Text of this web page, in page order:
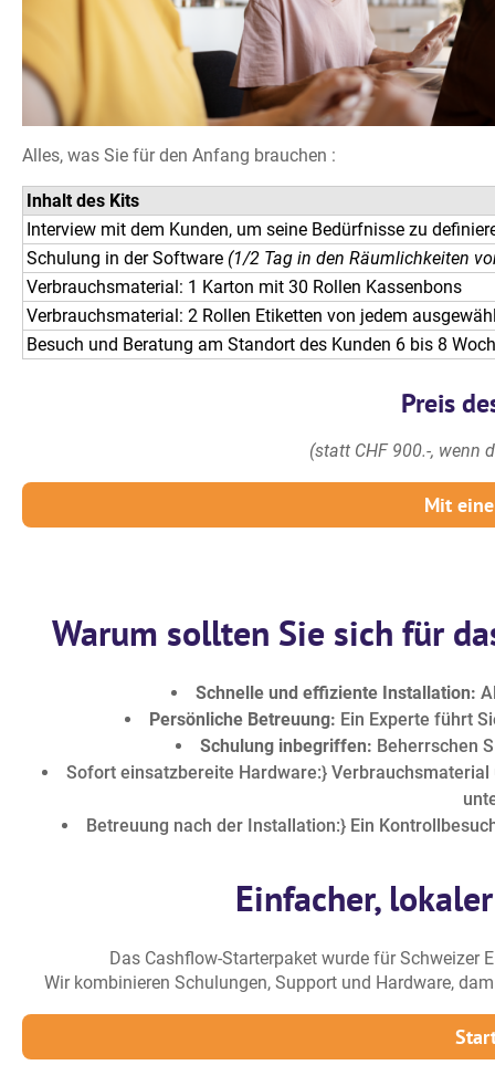
Alles, was Sie für den Anfang brauchen :
Inhalt des Kits
Interview mit dem Kunden, um seine Bedürfnisse zu
Schulung in der Software (1/2 Tag in den Räumlichkeiten
Verbrauchsmaterial: 1 Karton mit 30 Rollen Kassenbons
Verbrauchsmaterial: 2 Rollen Etiketten von jedem
Besuch und Beratung am Standort des Kunden 6 bis 8
Preis
(statt CHF 900.-, wenn
Mit
Warum sollten Sie sich für
Schnelle und effiziente Installation:
Persönliche Betreuung: Ein Experte führt
Schulung inbegriffen: Beherrschen
Sofort einsatzbereite Hardware:}
Betreuung nach der Installation:} Ein
Einfacher,
Das Cashflow-Starterpaket wurde für Schweizer
Wir kombinieren Schulungen, Support und Hardware,